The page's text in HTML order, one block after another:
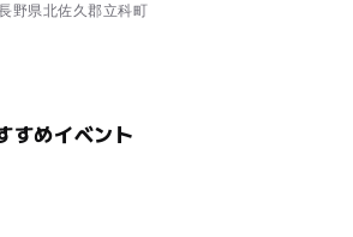
野県北佐久郡立科町
すめイベント